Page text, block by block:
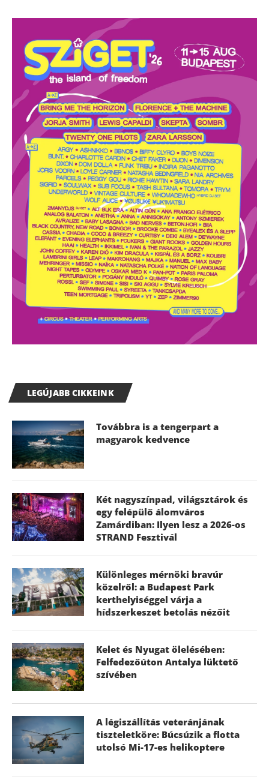
LEGÚJABB CIKKEINK
Továbbra is a tengerpart a
magyarok kedvence
Két nagyszínpad, világsztárok és
egy felépülő álomváros
Zamárdiban: Ilyen lesz a 2026-os
STRAND Fesztivál
Különleges mérnöki bravúr
közelről: a Budapest Park
kerthelyiséggel várja a
hídszerkeszet betolás nézőit
Kelet és Nyugat ölelésében:
Felfedezőúton Antalya lüktető
szívében
A légiszállítás veteránjának
tiszteletköre: Búcsúzik a flotta
utolsó Mi-17-es helikoptere